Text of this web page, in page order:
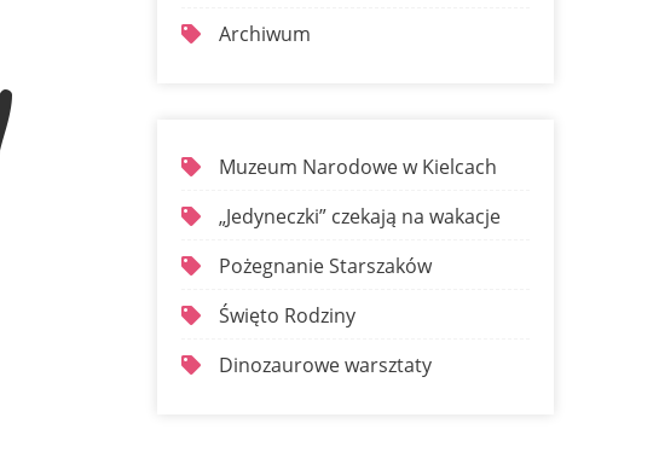
Archiwum
Muzeum Narodowe w Kielcach
„Jedyneczki” czekają na wakacje
Pożegnanie Starszaków
Święto Rodziny
Dinozaurowe warsztaty